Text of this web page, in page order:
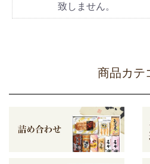
致しません。
商品カテ